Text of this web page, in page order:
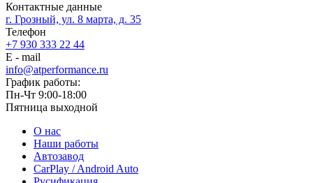
Контактные данные
г. Грозный, ул. 8 марта, д. 35
Телефон
+7 930 333 22 44
E - mail
info@atperformance.ru
График работы:
Пн-Чт 9:00-18:00
Пятница выходной
О нас
Наши работы
Автозавод
CarPlay / Android Auto